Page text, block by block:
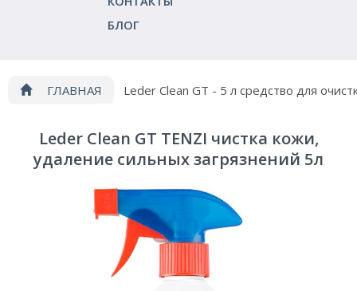
БЛОГ
ГЛАВНАЯ
Leder Clean GT - 5 л средство для
Leder Clean GT TENZI чистка кожи,
удаление сильных загрязнений 5л